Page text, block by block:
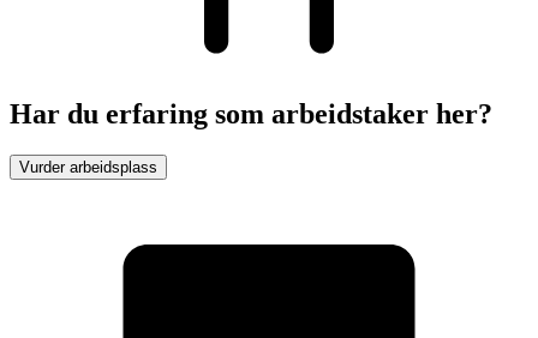
Har du erfaring som arbeidstaker her?
Vurder arbeidsplass